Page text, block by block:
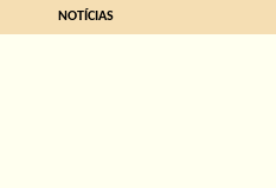
NOTÍCIAS